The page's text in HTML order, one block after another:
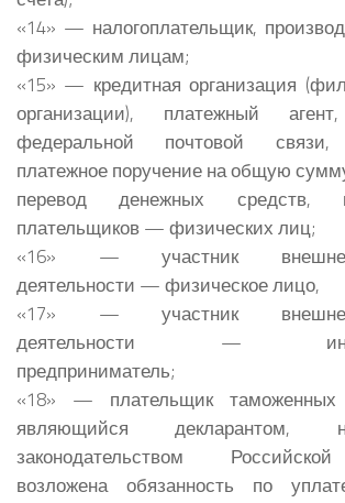
«14» — налогоплательщик,
физическим лицам;
«15» — кредитная организация
организации), платежный
федеральной почтовой связи,
платежное поручение на общую
перевод денежных средств,
плательщиков — физических лиц;
«16» — участник
деятельности — физическое лицо,
«17» — участник
деятельности —
предприниматель;
«18» — плательщик таможенных
являющийся декларантом,
законодательством
возложена обязанность по